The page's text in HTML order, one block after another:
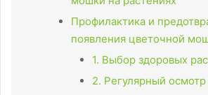
Профилактика и
появления цветочной
1. Выбор здоровых
2. Регулярный